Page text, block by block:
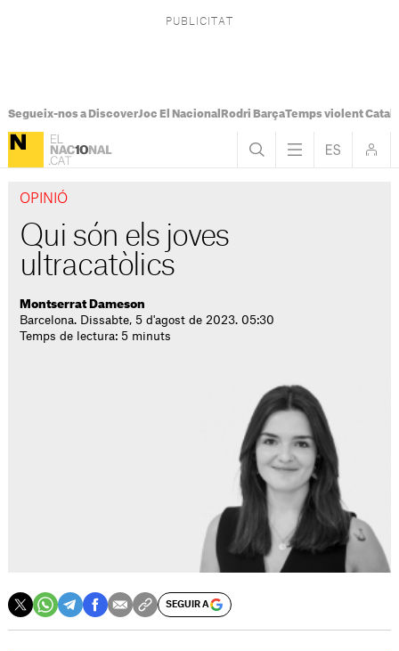
Segueix-nos a DiscoverJoc El Nacional Rodri BarçaTemps violent
OPINIÓ
Qui són els joves
ultracatòlics
Montserrat Dameson
Barcelona. Dissabte, 5 d'agost de 2023. 05:30
Temps de lectura: 5 minuts
SEGUIR A